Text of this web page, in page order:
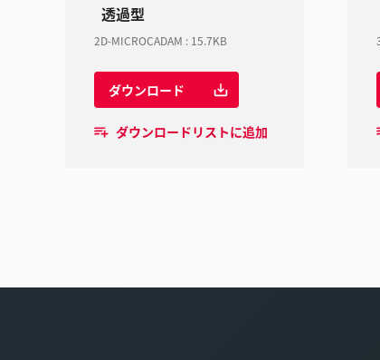
透過型
2D-MICROCADAM : 15.7KB
ダウンロード
ダウンロードリストに追加